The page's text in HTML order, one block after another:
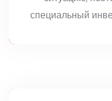
специальный